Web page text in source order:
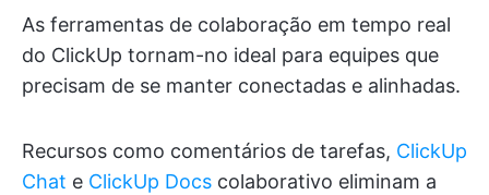
As ferramentas de colaboração em tempo real
do ClickUp tornam-no ideal para equipes que
precisam de se manter conectadas e alinhadas.
Recursos como comentários de tarefas, ClickUp
Chat e ClickUp Docs colaborativo eliminam a